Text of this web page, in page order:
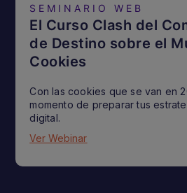
SEMINARIO WEB
El Curso Clash del
de Destino sobre el
Cookies
Con las cookies que se van en
momento de preparar tus
digital.
Ver Webinar